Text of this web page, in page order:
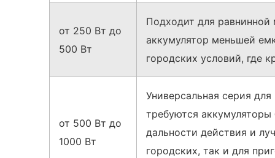
от 250 Вт до
500 Вт
Подходит для равнинной
аккумулятор меньшей
городских условий, где
от 500 Вт до
1000 Вт
Универсальная серия
требуются
дальности действия и
городских, так и для